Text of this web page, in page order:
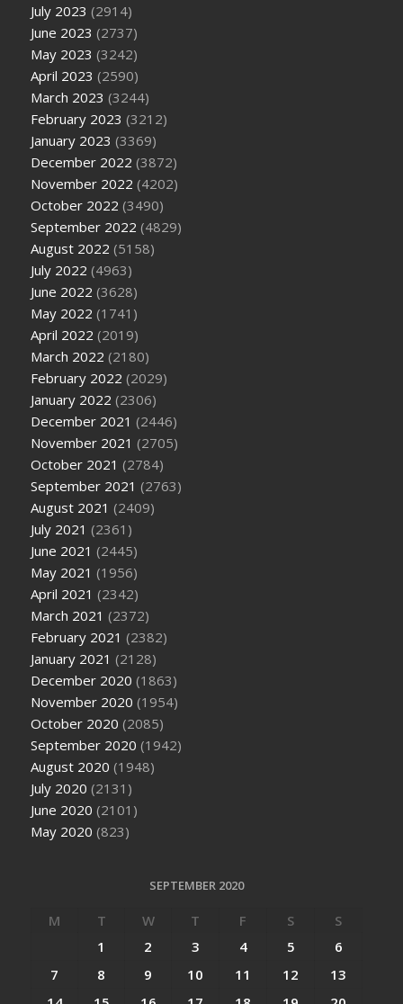
July 2023 (2914)
June 2023 (2737)
May 2023 (3242)
April 2023 (2590)
March 2023 (3244)
February 2023 (3212)
January 2023 (3369)
December 2022 (3872)
November 2022 (4202)
October 2022 (3490)
September 2022 (4829)
August 2022 (5158)
July 2022 (4963)
June 2022 (3628)
May 2022 (1741)
April 2022 (2019)
March 2022 (2180)
February 2022 (2029)
January 2022 (2306)
December 2021 (2446)
November 2021 (2705)
October 2021 (2784)
September 2021 (2763)
August 2021 (2409)
July 2021 (2361)
June 2021 (2445)
May 2021 (1956)
April 2021 (2342)
March 2021 (2372)
February 2021 (2382)
January 2021 (2128)
December 2020 (1863)
November 2020 (1954)
October 2020 (2085)
September 2020 (1942)
August 2020 (1948)
July 2020 (2131)
June 2020 (2101)
May 2020 (823)
SEPTEMBER 2020
M T W T F S
S
1
2 3 4 5
6
7
8 9 10 11 12
13